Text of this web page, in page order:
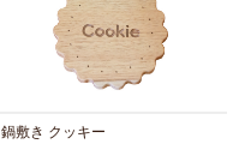
鍋敷き クッキー